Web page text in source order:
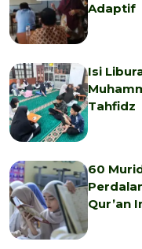
Adaptif
Isi
Tahfidz
60
Qur’an